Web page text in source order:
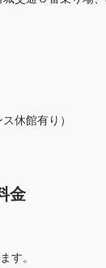
休館有り）
金
す。